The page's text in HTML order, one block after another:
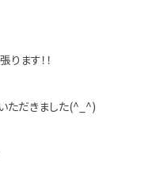
ます！！
ただきました(^_^)